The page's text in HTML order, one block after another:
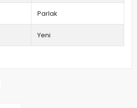
Parlak
Yeni